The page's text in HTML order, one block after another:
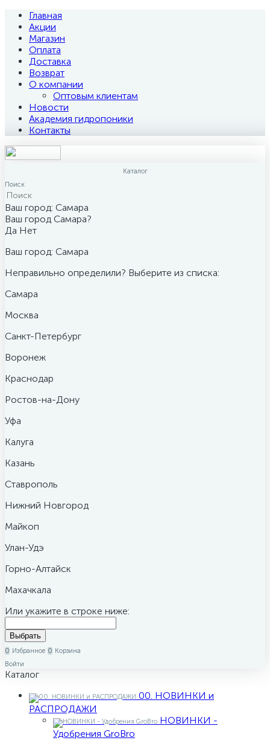
Главная
Акции
Магазин
Оплата
Доставка
Возврат
О компании
Оптовым клиентам
Новости
Академия гидропоники
Контакты
Каталог
Поиск
Ваш город: Самара
Ваш город Самара?
Да Нет
Ваш город: Самара
Неправильно определили? Выберите из списка:
Самара
Москва
Санкт-Петербург
Воронеж
Краснодар
Ростов-на-Дону
Уфа
Калуга
Казань
Ставрополь
Нижний Новгород
Майкоп
Улан-Удэ
Горно-Алтайск
Махачкала
Или укажите в строке ниже:
0 Избранное 0 Корзина
Войти
Каталог
00. НОВИНКИ и
РАСПРОДАЖИ
НОВИНКИ -
Удобрения GroBro